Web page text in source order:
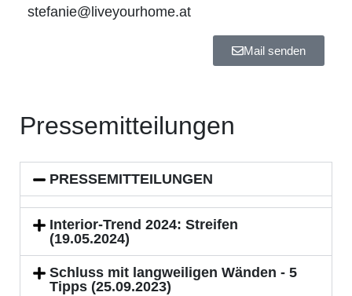
stefanie@liveyourhome.at
Mail senden
Pressemitteilungen
PRESSEMITTEILUNGEN
Interior-Trend 2024: Streifen
(19.05.2024)
Schluss mit langweiligen Wänden - 5
Tipps (25.09.2023)